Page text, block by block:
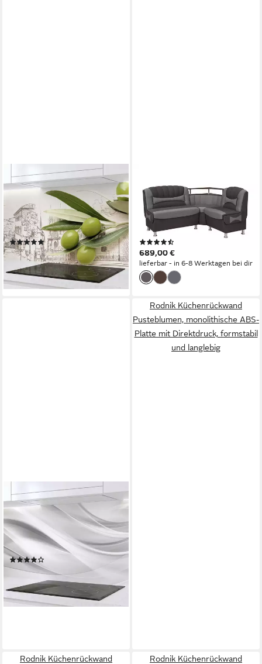
RODNIK
Küchenrückwand Grüne
Oliven, monolithische ABS-
Platte mit Direktdruck,
formstabil und langlebig
(6)
ab 79,00 €
lieferbar - in 5-6 Werktagen bei dir
Eckbank Samba NEW
(beidseitige Montage, Sitz und
Rücken gepolstert), mit
Stauraum und Ablage
689,00 €
lieferbar - in 6-8 Werktagen bei dir
RODNIK
Küchenrückwand Silver
Waves, monolithische ABS-
Platte mit Direktdruck,
formstabil und langlebig
ab 79,00 €
lieferbar - in 5-6 Werktagen bei dir
Rodnik Küchenrückwand
Pusteblumen, monolithische ABS-
Platte mit Direktdruck, formstabil
und langlebig
Rodnik Küchenrückwand
Rodnik Küchenrückwand